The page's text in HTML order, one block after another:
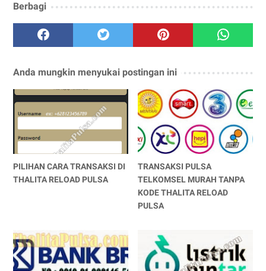
Berbagi
Anda mungkin menyukai postingan ini
PILIHAN CARA TRANSAKSI DI
THALITA RELOAD PULSA
TRANSAKSI PULSA
TELKOMSEL MURAH TANPA
KODE THALITA RELOAD
PULSA